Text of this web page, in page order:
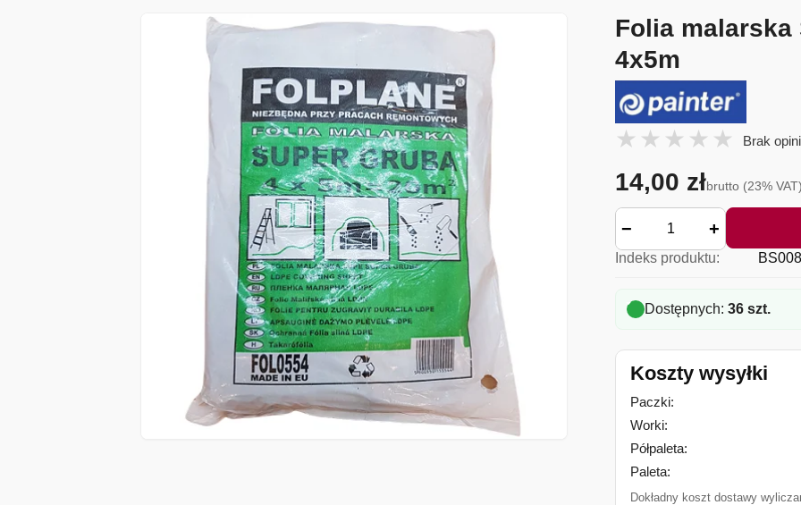
Folia malarska
4x5m
Brak
14,00 złbrutto (23%
− +
Indeks produktu:
Dostępnych: 36 szt.
Koszty wysyłki
Paczki:
Worki:
Półpaleta:
Paleta:
Dokładny koszt dostawy